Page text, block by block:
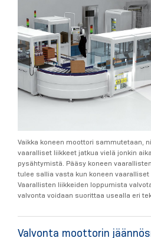
Vaikka koneen moottori sammutetaan,
vaaralliset liikkeet jatkua vielä jonkin
pysähtymistä. Pääsy koneen
tulee sallia vasta kun koneen vaaralliset
Vaarallisten liikkeiden loppumista
valvonta voidaan suorittaa usealla eri
Valvonta moottorin